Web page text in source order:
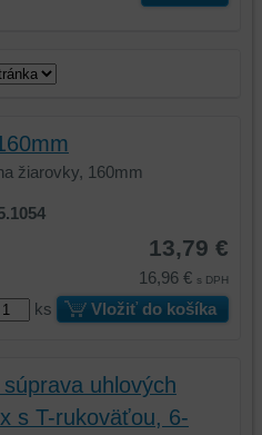
žiarovky, 160mm
13,79 €
16,96 € s DPH
ks Vložiť do košíka
uhlových
s T-rukoväťou, 6-